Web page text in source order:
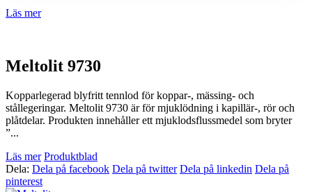
Läs mer
Meltolit 9730
Kopparlegerad blyfritt tennlod för koppar-, mässing- och
stållegeringar. Meltolit 9730 är för mjuklödning i kapillär-, rör och
plåtdelar. Produkten innehåller ett mjuklodsflussmedel som bryter
”...
Läs mer Produktblad
Dela: Dela på facebook Dela på twitter Dela på linkedin Dela på
pinterest